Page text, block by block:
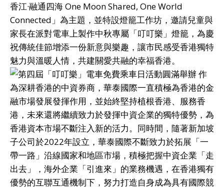
香江·融通四海 One Moon Shared, One World
Connected」為主題，並特設燈籠工作坊，邀請兒童與
家長在派對電車上製作中秋專屬「叮叮樂」燈籠，為慶
祝傳統佳節增添一份新意與樂趣，讓市民感受香港獨特
魅力與溫暖人情，共建關愛共融的幸福香港。
作
為深耕香港的中資券商，華泰國際一直積極為香港的金
融市場發展發揮作用，並始終堅持植根香港、服務香
港，未來還將繼續致力於發揮中資企業的獨特優勢，為
香港資本市場不斷注入新的活力。同時間，隨著新加坡
子公司於2022年設立，華泰國際不斷致力於拓展「一
帶一路」沿線國家和地區市場，積極把握中資企業「走
出去」，海外企業「引進來」的業務機遇，在香港獨有
優勢的互聯互通機制下，努力打造自身成為具有國際競